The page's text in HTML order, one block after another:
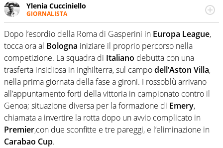
Ylenia Cucciniello
GIORNALISTA
Appassionatissima di tutto lo sport: scrive di calcio
giocato ma non rinuncia allo sguardo sull'extra campo,
dove spesso si trovano risposte che il rettangolo verde
non riesce a restituire
Dopo l’esordio della Roma di Gasperini in Europa League,
tocca ora al Bologna iniziare il proprio percorso nella
competizione. La squadra di Italiano debutta con una
trasferta insidiosa in Inghilterra, sul campodell’Aston Villa,
nella prima giornata della fase a gironi. I rossoblù arrivano
all’appuntamento forti della vittoria in campionato contro il
Genoa; situazione diversa per la formazione di Emery,
chiamata a invertire la rotta dopo un avvio complicato in
Premier,con due sconfitte e tre pareggi, e l’eliminazione in
Carabao Cup.